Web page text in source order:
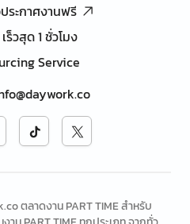
ระกาศงานฟรี
ร็วสุด 1 ชั่วโมง
Service
ตลาดงาน PART TIME สำหรับ